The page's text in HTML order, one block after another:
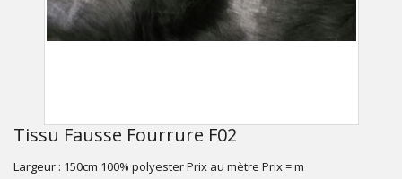
Tissu Fausse Fourrure F02
Largeur : 150cm 100% polyester Prix au mètre Prix = m